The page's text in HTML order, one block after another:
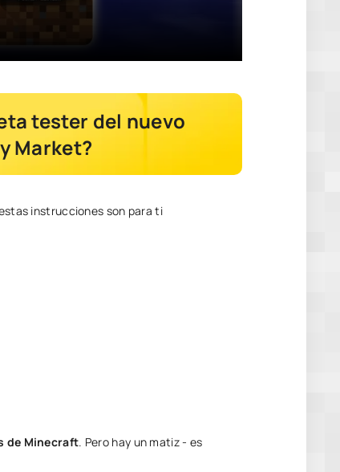
tester del nuevo
Market?
instrucciones son para ti
de Minecraft. Pero hay un matiz - es